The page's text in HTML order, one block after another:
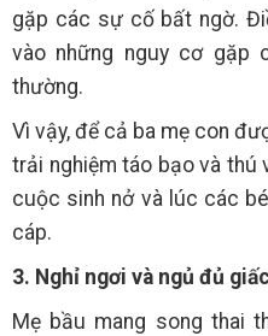
gặp các sự cố bất ngờ.
vào những nguy cơ gặp
thường.
Vì vậy, để cả ba mẹ con
trải nghiệm táo bạo và thú
cuộc sinh nở và lúc các
cáp.
3. Nghỉ ngơi và ngủ đủ giấc
Mẹ bầu mang song thai